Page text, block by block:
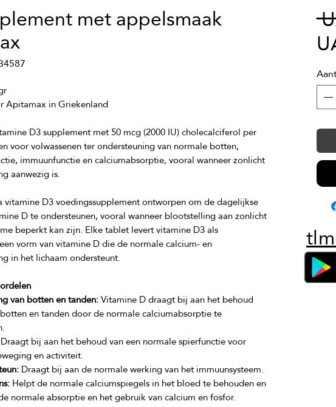
met appelsmaak
D3 supplement met 50 mcg (2000 IU) cholecalciferol per
voor volwassenen ter ondersteuning van normale botten,
immuunfunctie en calciumabsorptie, vooral wanneer zonlicht
vitamine D3 voedingssupplement ontworpen om de dagelijkse
D te ondersteunen, vooral wanneer blootstelling aan zonlicht
beperkt kan zijn. Elke tablet levert vitamine D3 als
vorm van vitamine D die de normale calcium- en
van botten en tanden:Vitamine D draagt bij aan het behoud
en tanden door de normale calciumabsorptie te
Draagt bij aan het behoud van een normale spierfunctie voor
en activiteit.
Draagt bij aan de normale werking van het immuunsysteem.
Helpt de normale calciumspiegels in het bloed te behouden en
normale absorptie en het gebruik van calcium en fosfor.